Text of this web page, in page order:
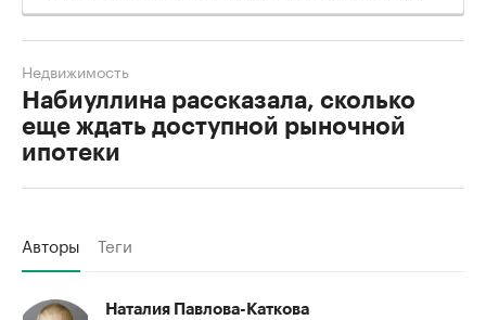
Набиуллина рассказала, сколько
еще ждать доступной рыночной
ипотеки
Недвижимость
Авторы Теги
Наталия Павлова-Каткова